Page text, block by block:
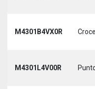
M4301B4VX0R Croce
M4301L4V00R